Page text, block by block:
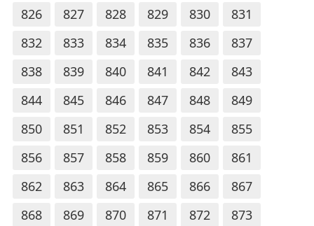
826
827 828 829 830
831
832
833 834 835 836
837
838
839 840 841 842
843
844
845 846 847 848
849
850
851 852 853 854
855
856
857 858 859 860
861
862
863 864 865 866
867
868
869 870 871 872
873